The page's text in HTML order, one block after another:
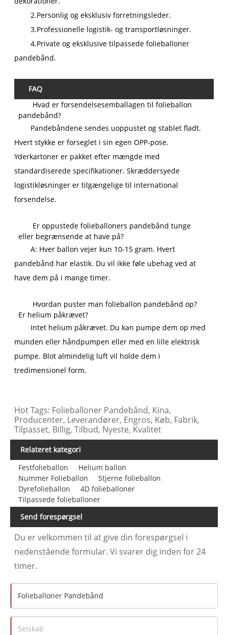
2.Personlig og eksklusiv forretningsleder.
3.Professionelle logistik- og transportløsninger.
4.Private og eksklusive tilpassede folieballoner
pandebånd.
FAQ
Hvad er forsendelsesemballagen til folieballon
pandebånd?
Pandebåndene sendes uoppustet og stablet fladt.
Hvert stykke er forseglet i sin egen OPP-pose.
Yderkartoner er pakket efter mængde med
standardiserede specifikationer. Skræddersyede
logistikløsninger er tilgængelige til international
forsendelse.
Er oppustede folieballoners pandebånd tunge
eller begrænsende at have på?
A: Hver ballon vejer kun 10-15 gram. Hvert
pandebånd har elastik. Du vil ikke føle ubehag ved at
have dem på i mange timer.
Hvordan puster man folieballon pandebånd op?
Er helium påkrævet?
Intet helium påkrævet. Du kan pumpe dem op med
munden eller håndpumpen eller med en lille elektrisk
pumpe. Blot almindelig luft vil holde dem i
tredimensionel form.
Hot Tags: Folieballoner Pandebånd, Kina,
Producenter, Leverandører, Engros, Køb, Fabrik,
Tilpasset, Billig, Tilbud, Nyeste, Kvalitet
Relateret kategori
Festfolieballon
Helium ballon
Nummer Folieballon
Stjerne folieballon
Dyrefolieballon
4D folieballoner
Tilpassede folieballoner
Send forespørgsel
Du er velkommen til at give din forespørgsel i
nedenstående formular. Vi svarer dig inden for 24
timer.